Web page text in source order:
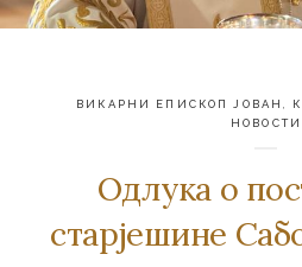
ВИКАРНИ ЕПИСКОП ЈОВАН
НОВОСТИ
Одлука о
старјешине